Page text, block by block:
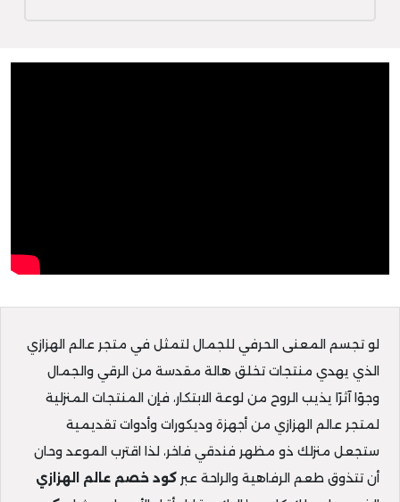
لو تجسم المعنى الحرفي للجمال لتمثل في متجر عالم الهزازي
الذي يهدي منتجات تخلق هالة مقدسة من الرقي والجمال
وجوًا آثرًا يذيب الروح من لوعة الابتكار، فإن المنتجات المنزلية
لمتجر عالم الهزازي من أجهزة وديكورات وأدوات تقديمية
ستجعل منزلك ذو مظهر فندقي فاخر، لذا اقترب الموعد وحان
أن تتذوق طعم الرفاهية والراحة عبر كود خصم عالم الهزازي